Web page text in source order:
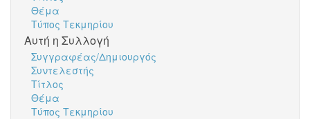
Θέμα
Τύπος Τεκμηρίου
Αυτή η Συλλογή
Συγγραφέας/Δημιουργός
Συντελεστής
Τίτλος
Θέμα
Τύπος Τεκμηρίου